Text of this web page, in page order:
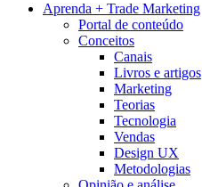
Aprenda + Trade Marketing
Portal de conteúdo
Conceitos
Canais
Livros e artigos
Marketing
Teorias
Tecnologia
Vendas
Design UX
Metodologias